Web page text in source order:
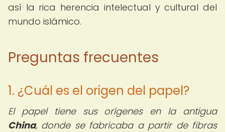
así la rica herencia intelectual y cultural del
mundo islámico.
Preguntas frecuentes
1. ¿Cuál es el origen del papel?
El papel tiene sus orígenes en la antigua
China, donde se fabricaba a partir de fibras